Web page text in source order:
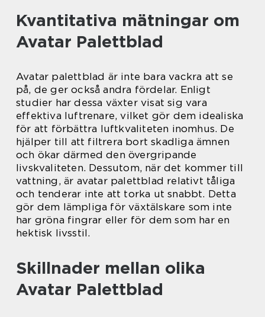
Kvantitativa mätningar om
Avatar Palettblad
Avatar palettblad är inte bara vackra att se
på, de ger också andra fördelar. Enligt
studier har dessa växter visat sig vara
effektiva luftrenare, vilket gör dem idealiska
för att förbättra luftkvaliteten inomhus. De
hjälper till att filtrera bort skadliga ämnen
och ökar därmed den övergripande
livskvaliteten. Dessutom, när det kommer till
vattning, är avatar palettblad relativt tåliga
och tenderar inte att torka ut snabbt. Detta
gör dem lämpliga för växtälskare som inte
har gröna fingrar eller för dem som har en
hektisk livsstil.
Skillnader mellan olika
Avatar Palettblad